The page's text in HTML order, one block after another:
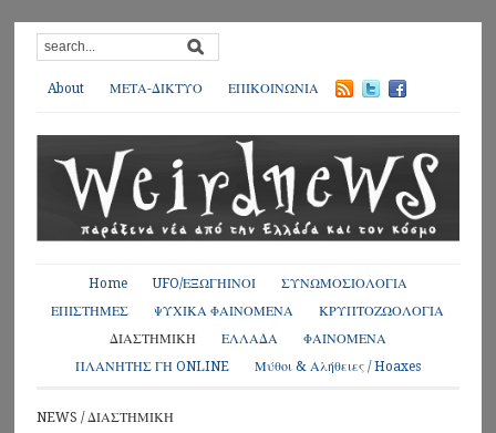
About ΜΕΤΑ-ΔΙΚΤΥΟ ΕΠΙΚΟΙΝΩΝΙΑ
Home UFO/ΕΞΩΓΗΙΝΟΙ
ΣΥΝΩΜΟΣΙΟΛΟΓΙΑ
ΕΠΙΣΤΗΜΕΣ
ΨΥΧΙΚΑ ΦΑΙΝΟΜΕΝΑ
ΚΡΥΠΤΟΖΩΟΛΟΓΙΑ
ΔΙΑΣΤΗΜΙΚΗ
ΕΛΛΑΔΑ
ΦΑΙΝΟΜΕΝΑ
ΠΛΑΝΗΤΗΣ ΓΗ ONLINE
Μύθοι & Αλήθειες / Hoaxes
NEWS /ΔΙΑΣΤΗΜΙΚΗ